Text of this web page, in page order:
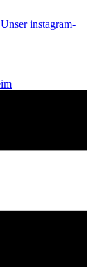
Unser instagram-